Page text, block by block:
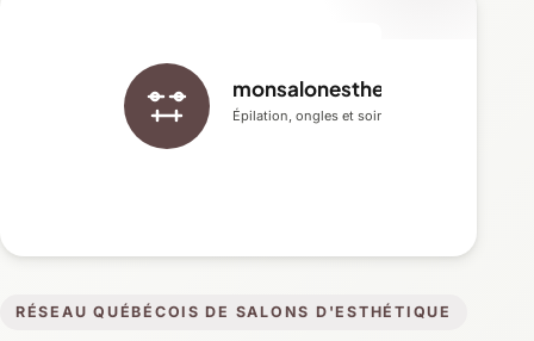
RÉSEAU QUÉBÉCOIS DE SALONS D'ESTHÉTIQUE
monsalonesthetique.ca
Épilation, ongles et soins du visage